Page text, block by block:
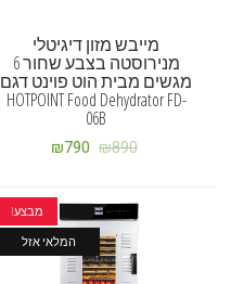
מייבש מזון דיגיטלי
מנירוסטה בצבע שחור 6
מגשים מבית הוט פוינט דגם
HOTPOINT Food Dehydrator FD-
06B
₪890
₪790
מבצע!
המלאי אזל